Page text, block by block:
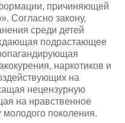
причиняющей
Согласно закону,
среди детей
подрастающее
наркотиков и
на
нецензурную
на нравственное
молодого поколения.